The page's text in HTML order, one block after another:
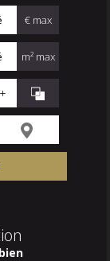
€ max
m² max
+